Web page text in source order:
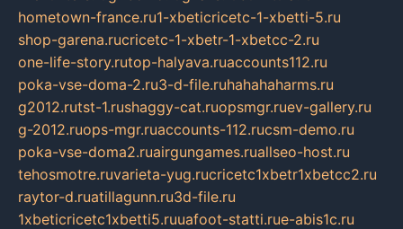
hometown-france.ru1-xbeticricetc-1-xbetti-5.ru
shop-garena.rucricetc-1-xbetr-1-xbetcc-2.ru
one-life-story.rutop-halyava.ruaccounts112.ru
poka-vse-doma-2.ru3-d-file.ruhahahaharms.ru
g2012.rutst-1.rushaggy-cat.ruopsmgr.ruev-gallery.ru
g-2012.ruops-mgr.ruaccounts-112.rucsm-demo.ru
poka-vse-doma2.ruairgungames.ruallseo-host.ru
tehosmotre.ruvarieta-yug.rucricetc1xbetr1xbetcc2.ru
raytor-d.ruatillagunn.ru3d-file.ru
1xbeticricetc1xbetti5.ruuafoot-statti.rue-abis1c.ru